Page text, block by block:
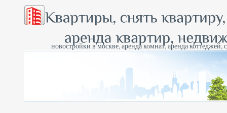
новостройки в москве, аренда комнат, аренда